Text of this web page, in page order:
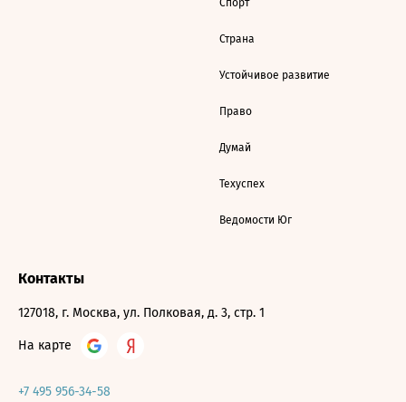
Спорт
Страна
Устойчивое развитие
Право
Думай
Техуспех
Ведомости Юг
Контакты
127018, г. Москва, ул. Полковая, д. 3, стр. 1
На карте
+7 495 956-34-58